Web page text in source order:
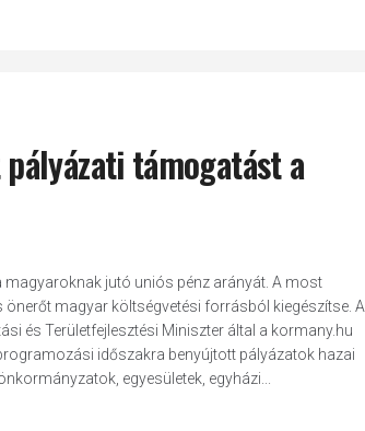
támogatást a
magyaroknak jutó uniós pénz arányát. A most
magyar költségvetési forrásból kiegészítse. A
és Területfejlesztési Miniszter által a kormany.hu
időszakra benyújtott pályázatok hazai
egyesületek, egyházi...